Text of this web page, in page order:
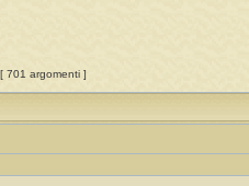
[ 701 argomenti ]